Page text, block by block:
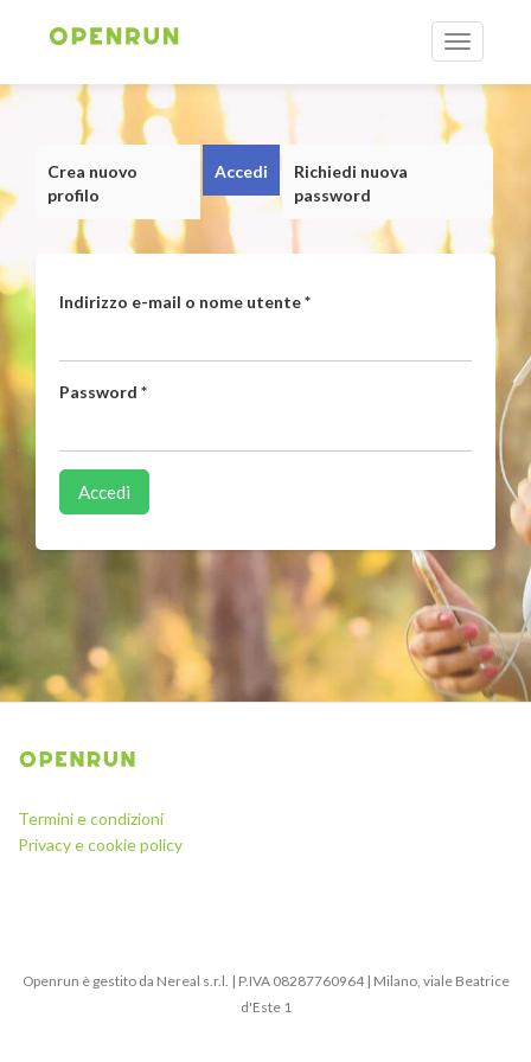
Salta
contenuto
principale
Toggle
Schede
primarie
Crea nuovo
profilo
Accedi (scheda
attiva)
Richiedi nuova
password
Indirizzo e-mail o nome utente*
Password *
Accedi
Termini e condizioni
Privacy e cookie policy
Openrun è gestito da Nereal s.r.l. | P.IVA 08287760964 | Milano, viale Beatrice
d'Este 1